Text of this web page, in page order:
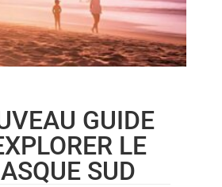
GUIDE
LE
SUD